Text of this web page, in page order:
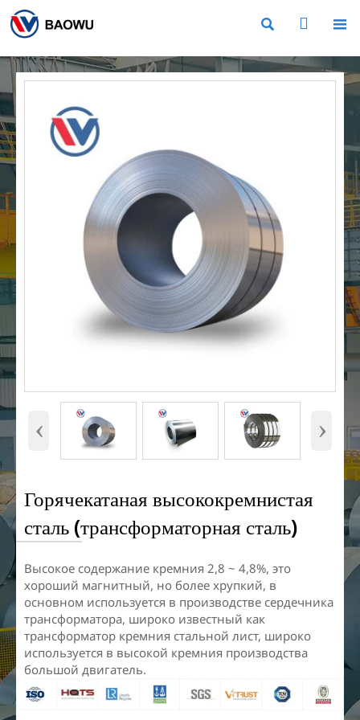
  
‹ ›
Горячекатаная высококремнистая
сталь (трансформаторная сталь)
Высокое содержание кремния 2,8 ~ 4,8%, это
хороший магнитный, но более хрупкий, в
основном используется в производстве сердечника
трансформатора, широко известный как
трансформатор кремния стальной лист, широко
используется в высокой кремния производства
большой двигатель.